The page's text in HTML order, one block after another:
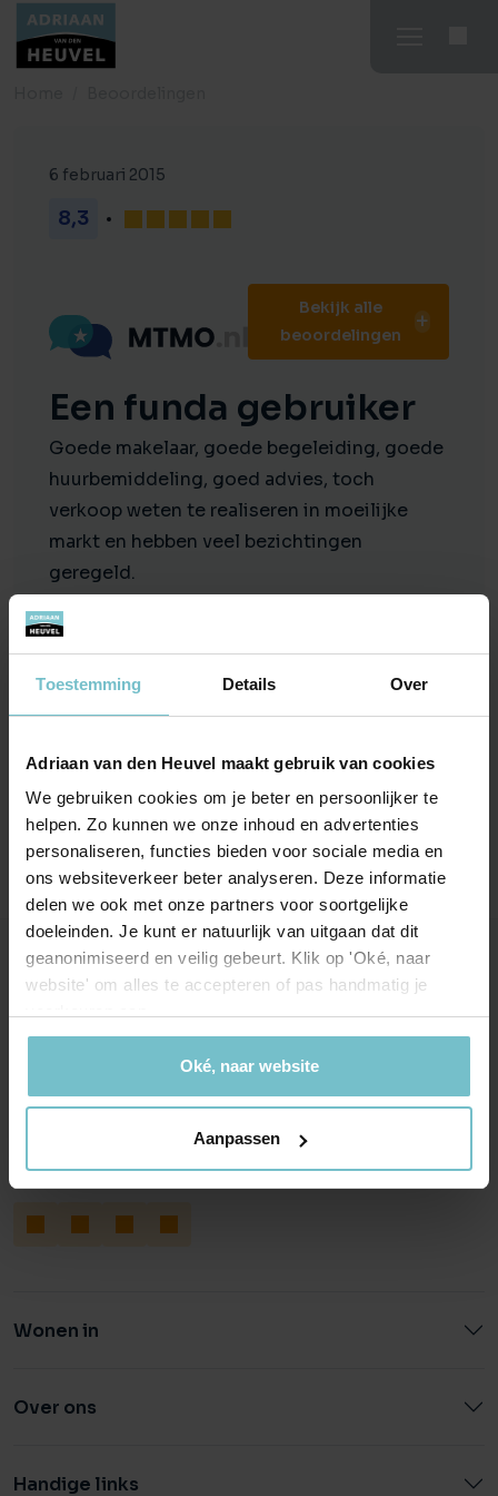
Toestemming Details Over
Adriaan van den Heuvel maakt gebruik van cookies
We gebruiken cookies om je beter en persoonlijker te
helpen. Zo kunnen we onze inhoud en advertenties
personaliseren, functies bieden voor sociale media en
ons websiteverkeer beter analyseren. Deze informatie
delen we ook met onze partners voor soortgelijke
doeleinden. Je kunt er natuurlijk van uitgaan dat dit
geanonimiseerd en veilig gebeurt. Klik op 'Oké, naar
website' om alles te accepteren of pas handmatig je
Oké, naar website
Aanpassen
6 februari 2015
8,3
Bekijk alle
beoordelingen
Een funda gebruiker
Goede makelaar, goede begeleiding, goede
huurbemiddeling, goed advies, toch
verkoop weten te realiseren in moeilijke
markt en hebben veel bezichtingen
geregeld.
Maakten niet veel gebruik van de nationale
actief blijven met de verkoop van je eigen
huis.
Onze kantoren
Helmond
5706 AL Helmond
Eindhoven
Aalsterweg 134c
5615 CJ Eindhoven
eindhoven@heuvel.nl
Wonen in
Over ons
Handige links